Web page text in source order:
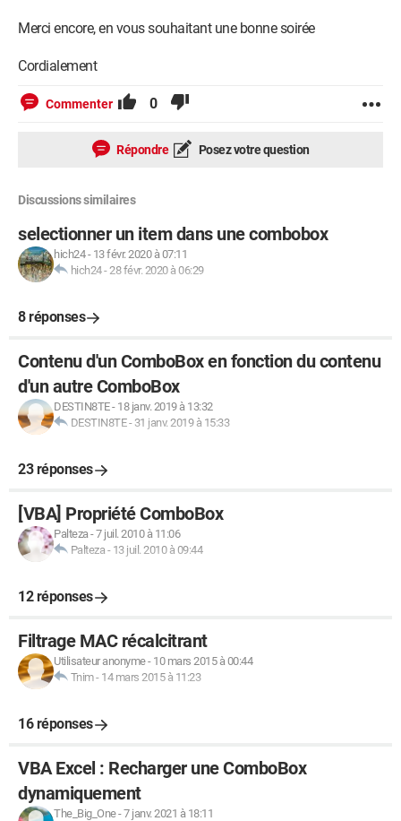
Merci encore, en vous souhaitant une bonne soirée
Cordialement
Commenter 0
Répondre Posez votre question
Discussions similaires
selectionner un item dans une combobox
hich24- 13 févr. 2020 à 07:11
hich24-28 févr. 2020 à 06:29
8 réponses
Contenu d'un ComboBox en fonction du contenu
d'un autre ComboBox
DESTIN8TE- 18 janv. 2019 à 13:32
DESTIN8TE- 31 janv. 2019 à 15:33
23 réponses
[VBA] Propriété ComboBox
Palteza-7 juil. 2010 à 11:06
Palteza - 13 juil. 2010 à 09:44
12 réponses
Filtrage MAC récalcitrant
Utilisateur anonyme- 10 mars 2015 à 00:44
Tnim- 14 mars 2015 à 11:23
16 réponses
VBA Excel : Recharger une ComboBox
dynamiquement
The_Big_One-7 janv. 2021 à 18:11